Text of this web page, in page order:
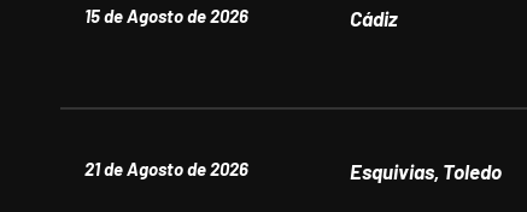
15 de Agosto de 2026 Cádiz
21 de Agosto de 2026 Esquivias, Toledo